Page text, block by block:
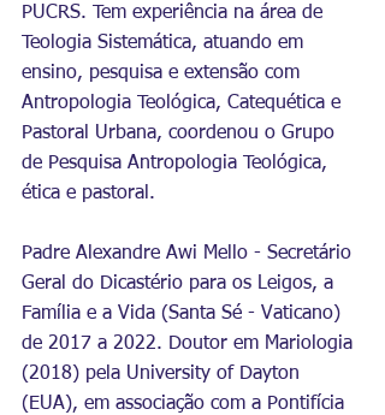
PUCRS. Tem experiência na área de
Teologia Sistemática, atuando em
ensino, pesquisa e extensão com
Antropologia Teológica, Catequética e
Pastoral Urbana, coordenou o Grupo
de Pesquisa Antropologia Teológica,
ética e pastoral.
Padre Alexandre Awi Mello - Secretário
Geral do Dicastério para os Leigos, a
Família e a Vida (Santa Sé - Vaticano)
de 2017 a 2022. Doutor em Mariologia
(2018) pela University of Dayton
(EUA), em associação com a Pontifícia